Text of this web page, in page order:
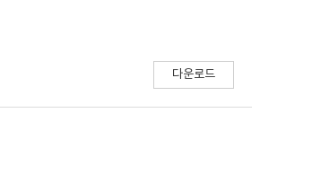
다운로드